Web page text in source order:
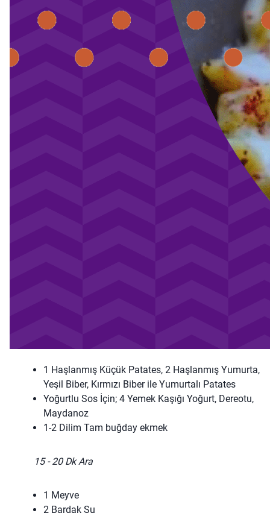
1 Haşlanmış Küçük Patates, 2 Haşlanmış Yumurta,
Yeşil Biber, Kırmızı Biber ile Yumurtalı Patates
Yoğurtlu Sos İçin; 4 Yemek Kaşığı Yoğurt, Dereotu,
Maydanoz
1-2 Dilim Tam buğday ekmek
15 - 20 Dk Ara
1 Meyve
2 Bardak Su